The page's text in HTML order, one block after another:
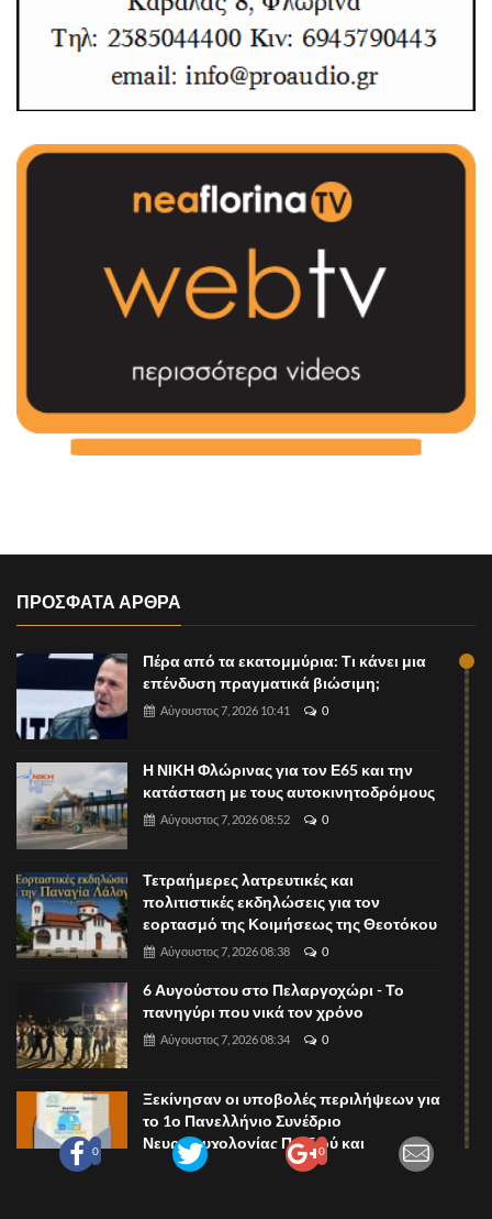
0 0
ΠΡΟΣΦΑΤΑ ΑΡΘΡΑ
Πέρα από τα εκατομμύρια: Τι κάνει μια
επένδυση πραγματικά βιώσιμη;
Αύγουστος 7, 2026 10:41 0
Η ΝΙΚΗ Φλώρινας για τον Ε65 και την
κατάσταση με τους αυτοκινητοδρόμους
Αύγουστος 7, 2026 08:52 0
Τετραήμερες λατρευτικές και
πολιτιστικές εκδηλώσεις για τον
εορτασμό της Κοιμήσεως της Θεοτόκου
Αύγουστος 7, 2026 08:38 0
6 Αυγούστου στο Πελαργοχώρι - Το
πανηγύρι που νικά τον χρόνο
Αύγουστος 7, 2026 08:34 0
Ξεκίνησαν οι υποβολές περιλήψεων για
το 1ο Πανελλήνιο Συνέδριο
Νευροψυχολογίας Παιδιού και
Αύγουστος 7, 2026 08:31 0